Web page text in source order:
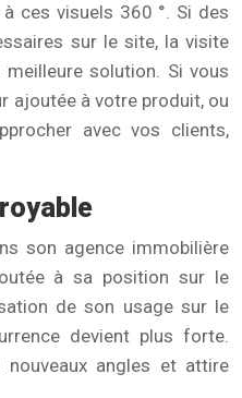
ces visuels 360 °. Si des
sur le site, la visite
solution. Si vous
ajoutée à votre produit, ou
avec vos clients,
son agence immobilière
à sa position sur le
de son usage sur le
devient plus forte.
nouveaux angles et attire